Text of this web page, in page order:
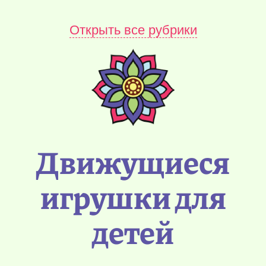
Открыть все рубрики
Движущиеся
игрушки для
детей